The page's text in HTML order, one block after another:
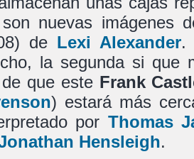
nuevas imágenes
de Lexi Alexander.
la segunda si que
que este Frank
) estará más
por Thomas
Hensleigh.